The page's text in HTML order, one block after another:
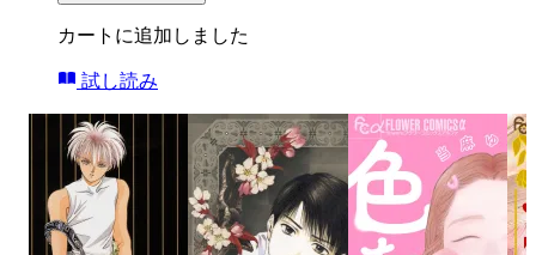
カートに追加しました
試し読み